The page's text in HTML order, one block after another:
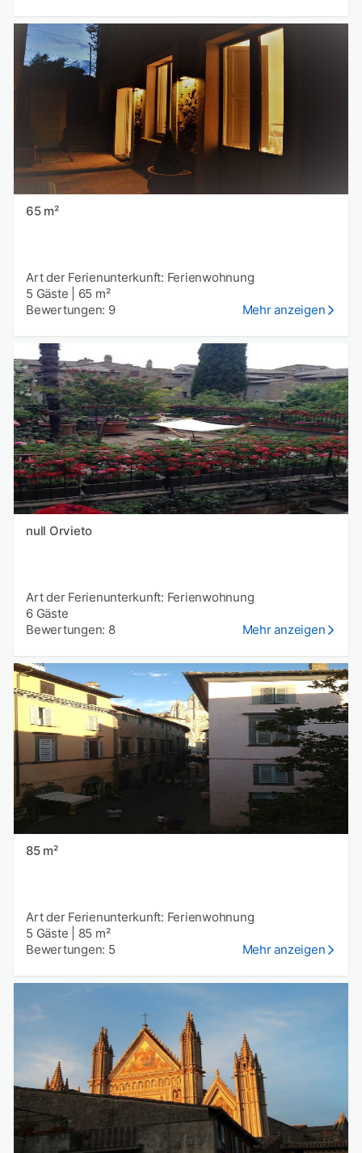
65 m²
Art der Ferienunterkunft: Ferienwohnung
5 Gäste
65 m²
Bewertungen: 9
Mehr anzeigen
null Orvieto
Art der Ferienunterkunft: Ferienwohnung
6 Gäste
Bewertungen: 8
Mehr anzeigen
85 m²
Art der Ferienunterkunft: Ferienwohnung
5 Gäste
85 m²
Bewertungen: 5
Mehr anzeigen